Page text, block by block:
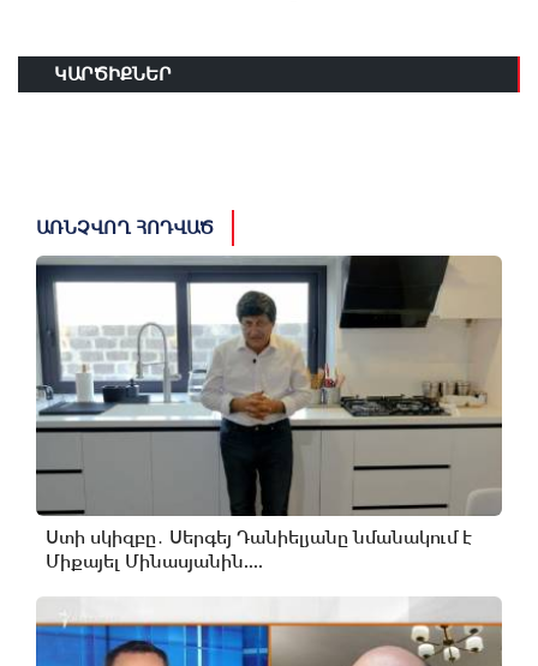
ԿԱՐԾԻՔՆԵՐ
ԱՌՆՉՎՈՂ ՀՈԴՎԱԾ
Ստի սկիզբը․ Սերգեյ Դանիելյանը նմանակում է
Միքայել Մինասյանին....